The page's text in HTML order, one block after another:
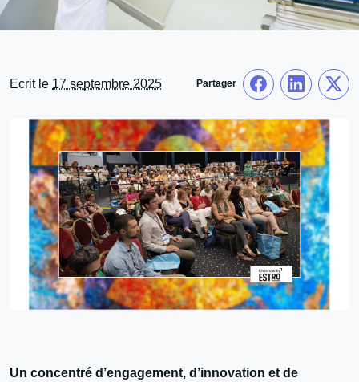
Ecrit le 17 septembre 2025 Partager
Un concentré d’engagement, d’innovation et de